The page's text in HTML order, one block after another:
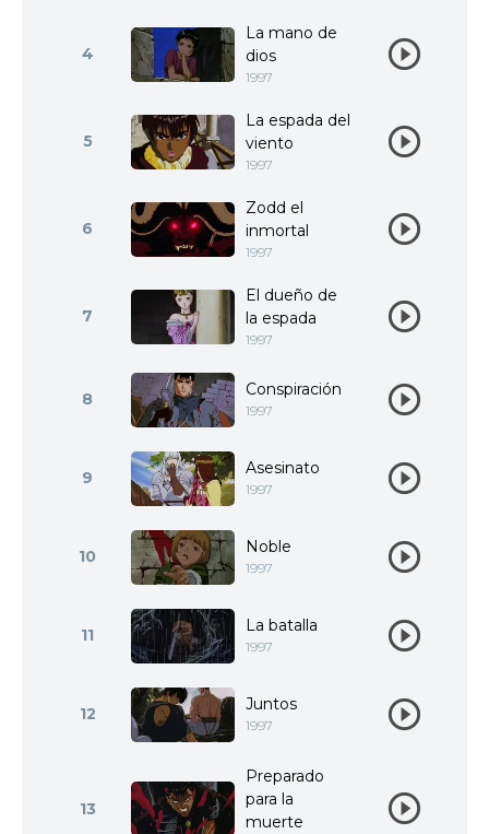
4
La mano de
dios
1997
5
La espada del
viento
1997
6
Zodd el
inmortal
1997
7
El dueño de
la espada
1997
8 Conspiración
1997
9 Asesinato
1997
10 Noble
1997
11 La batalla
1997
12 Juntos
1997
13
Preparado
para la
muerte